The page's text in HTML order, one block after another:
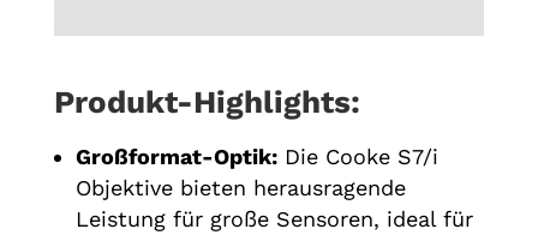
Produkt-Highlights:
Großformat-Optik:Die Cooke S7/i
Objektive bieten herausragende
Leistung für große Sensoren, ideal für